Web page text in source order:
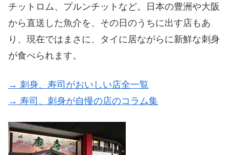
チットロム、プルンチットなど。日本の豊洲や大阪
から直送した魚介を、その日のうちに出す店もあ
り、現在ではまさに、タイに居ながらに新鮮な刺身
が食べられます。
→ 刺身、寿司がおいしい店全一覧
→ 寿司、刺身が自慢の店のコラム集